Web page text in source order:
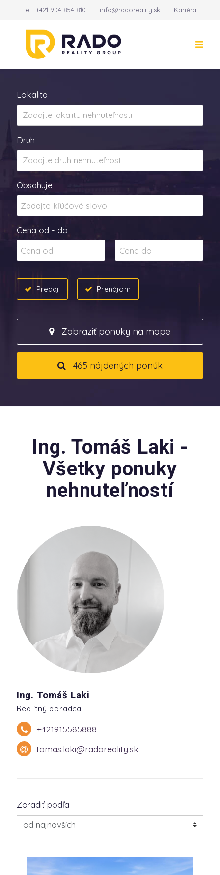
Tel.:+421 904 854 810 info@radoreality.sk Kariéra
Lokalita
Druh
Obsahuje
Cena od - do
Predaj Prenájom
Zobraziť ponuky na mape
465 nájdených ponúk
Ing. Tomáš Laki -
Všetky ponuky
nehnuteľností
Ing. Tomáš Laki
Realitný poradca
+421915585888
tomas.laki@radoreality.sk
Zoradiť podľa